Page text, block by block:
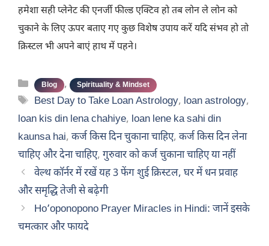
हमेशा सही प्लेनेट की एनर्जी फील्ड एक्टिव हो तब लोन ले लोन को
चुकाने के लिए ऊपर बताए गए कुछ विशेष उपाय करें यदि संभव हो तो
क्रिस्टल भी अपने बाएं हाथ में पहने।
Categories
Blog , Spirituality & Mindset
Tags
Best Day to Take Loan Astrology, loan astrology,
loan kis din lena chahiye, loan lene ka sahi din
kaunsa hai, कर्ज किस दिन चुकाना चाहिए, कर्ज किस दिन लेना
चाहिए और देना चाहिए, गुरुवार को कर्ज चुकाना चाहिए या नहीं
वेल्थ कॉर्नर में रखें यह 3 फेंग शुई क्रिस्टल, घर में धन प्रवाह
और समृद्धि तेजी से बढ़ेगी
Ho’oponopono Prayer Miracles in Hindi: जानें इसके
चमत्कार और फायदे